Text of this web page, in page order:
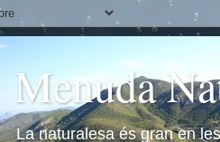
Menuda
La naturalesa és gran en